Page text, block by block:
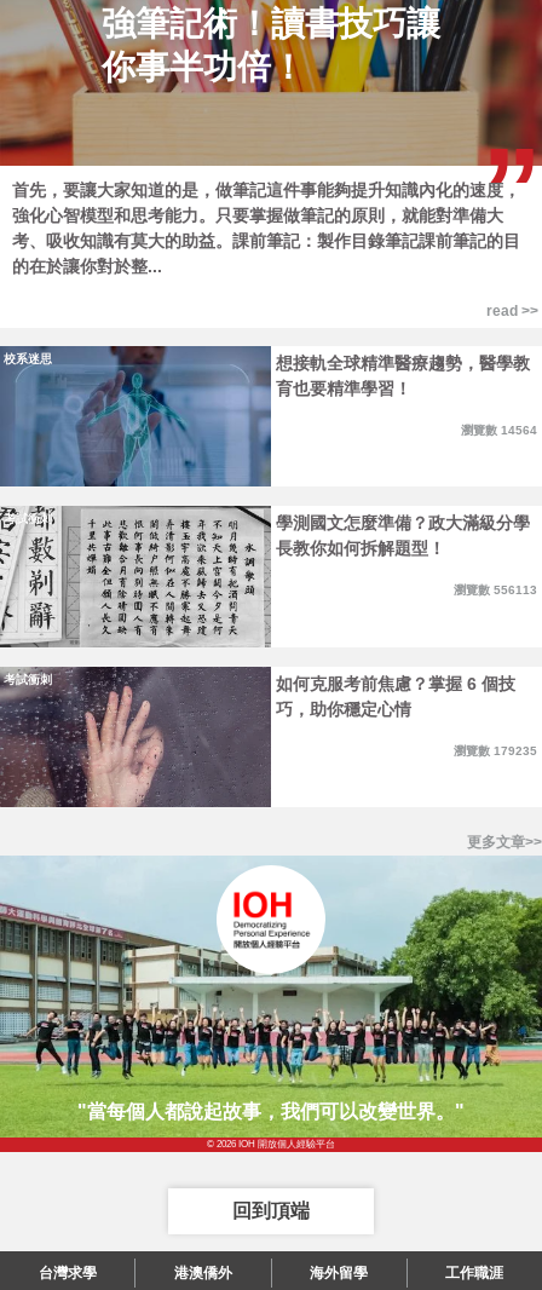
台灣求學 港澳僑外 海外留學 工作職涯
強筆記術！讀書技巧讓
你事半功倍！
首先，要讓大家知道的是，做筆記這件事能夠提升知識內化的速度，
強化心智模型和思考能力。只要掌握做筆記的原則，就能對準備大
考、吸收知識有莫大的助益。課前筆記：製作目錄筆記課前筆記的目
的在於讓你對於整...
read >>
校系迷思
想接軌全球精準醫療趨勢，醫學教
育也要精準學習！
瀏覽數 14564
考試衝刺
學測國文怎麼準備？政大滿級分學
長教你如何拆解題型！
瀏覽數 556113
考試衝刺
如何克服考前焦慮？掌握 6 個技
巧，助你穩定心情
瀏覽數 179235
更多文章>>
"當每個人都說起故事，我們可以改變世界。"
© 2026 IOH 開放個人經驗平台
回到頂端